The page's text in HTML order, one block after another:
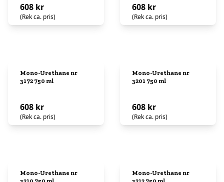
608 kr
(Rek ca. pris)
608 kr
(Rek ca. pris)
Mono-Urethane nr
3172 750 ml
608 kr
(Rek ca. pris)
Mono-Urethane nr
3201 750 ml
608 kr
(Rek ca. pris)
Mono-Urethane nr
Mono-Urethane nr